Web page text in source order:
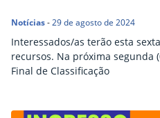
Notícias-29 de agosto de 2024
Interessados/as terão esta
recursos. Na próxima segunda
Final de Classificação